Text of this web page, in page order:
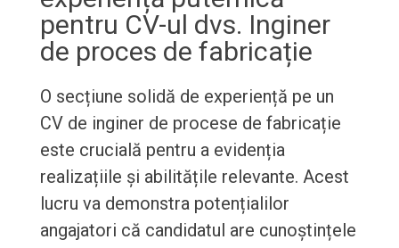
pentru CV-ul dvs. Inginer
de proces de fabricație
O secțiune solidă de experiență pe un
CV de inginer de procese de fabricație
este crucială pentru a evidenția
realizațiile și abilitățile relevante. Acest
lucru va demonstra potențialilor
angajatori că candidatul are cunoștințele